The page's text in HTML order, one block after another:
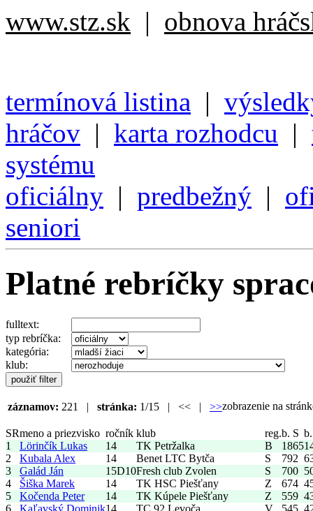
www.stz.sk | obnova
termínová listina |
hráčov | karta rozhodcu |
systému
oficiálny | predbežný |
seniori
Platné rebríčky
fulltext:
typ rebríčka:
kategória:
klub:
záznamov: 221 | stránka: 1/15 | << | >>zobrazenie na
SRmeno a priezvisko ročník klub reg.b. S
1
Lörinčík Lukas 14 TK Petržalka B 1865
2
Kubala Alex 14 Benet LTC Bytča S 792
3
Galád Ján 15D10Fresh club Zvolen S 700
4
Šiška Marek 14 TK HSC Piešťany Z 674
5
Kočenda Peter 14 TK Kúpele Piešťany Z 559
6
Kaľavský Dominik14 TC 92 Levoča V 545